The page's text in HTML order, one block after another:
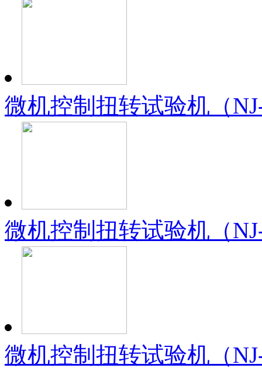
微机控制扭转试验机（
微机控制扭转试验机（
微机控制扭转试验机（